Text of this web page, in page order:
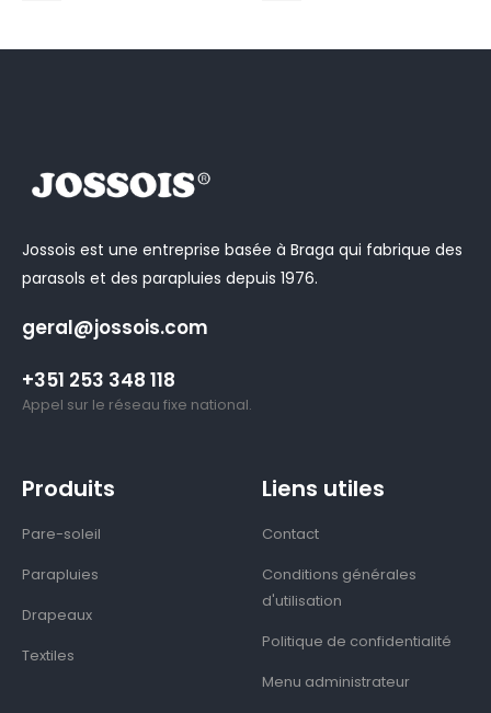
Jossois est une entreprise basée à Braga qui fabrique des
parasols et des parapluies depuis 1976.
geral@jossois.com
+351 253 348 118
Appel sur le réseau fixe national.
Produits
Pare-soleil
Parapluies
Drapeaux
Textiles
Liens utiles
Contact
Conditions générales
d'utilisation
Politique de confidentialité
Menu administrateur